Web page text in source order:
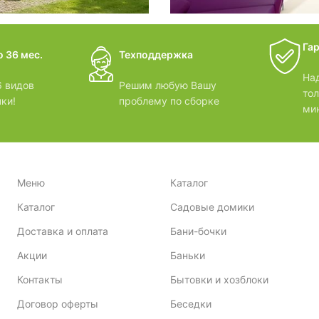
дачные
36 мес.
видов
Техподдержка
Решим любую Вашу
проблему по сборке
Меню
Каталог
Доставка и оплата
Акции
Контакты
Договор оферты
Каталог
Садовые домики
Бани-бочки
Баньки
Бытовки и хозблоки
Беседки